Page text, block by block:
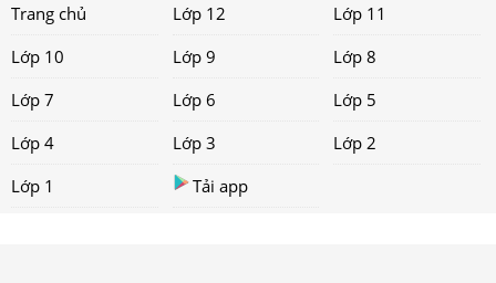
Trang chủ Lớp 12
Lớp 11
Lớp 10
Lớp 9
Lớp 8
Lớp 7
Lớp 6
Lớp 5
Lớp 4
Lớp 3
Lớp 2
Lớp 1
Tải app